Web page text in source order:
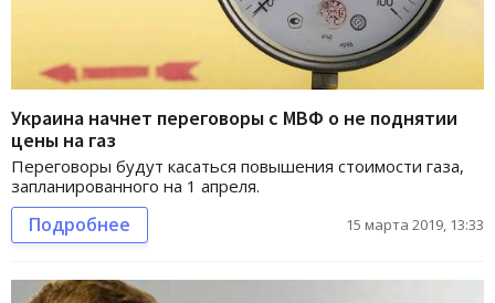
Украина начнет переговоры с МВФ о не поднятии
цены на газ
Переговоры будут касаться повышения стоимости газа,
запланированного на 1 апреля.
Подробнее 15 марта 2019, 13:33